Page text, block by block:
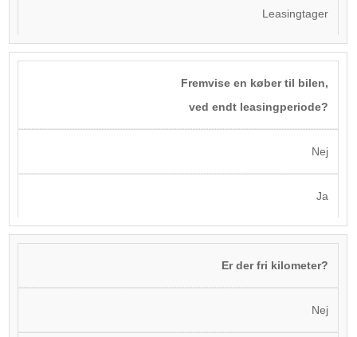
Leasingtager
Fremvise en køber til bilen,
ved endt leasingperiode?
Nej
Ja
Er der fri kilometer?
Nej